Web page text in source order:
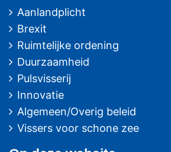
Aanlandplicht
Brexit
Ruimtelijke ordening
Duurzaamheid
Pulsvisserij
Innovatie
Algemeen/Overig beleid
Vissers voor schone zee